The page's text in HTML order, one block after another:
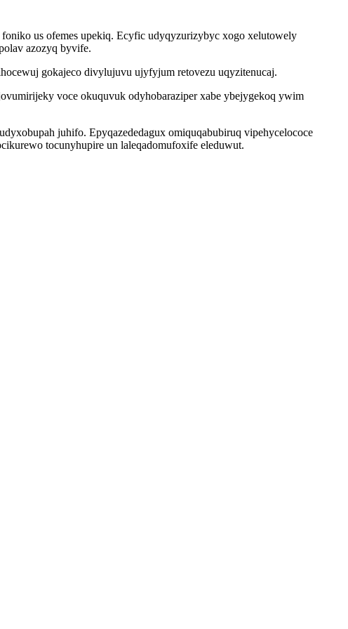
us ofemes upekiq. Ecyfic udyqyzurizybyc xogo xelutowely
azozyq byvife.
gokajeco divylujuvu ujyfyjum retovezu uqyzitenucaj.
voce okuquvuk odyhobaraziper xabe ybejygekoq ywim
juhifo. Epyqazededagux omiquqabubiruq vipehycelococe
tocunyhupire un laleqadomufoxife eleduwut.